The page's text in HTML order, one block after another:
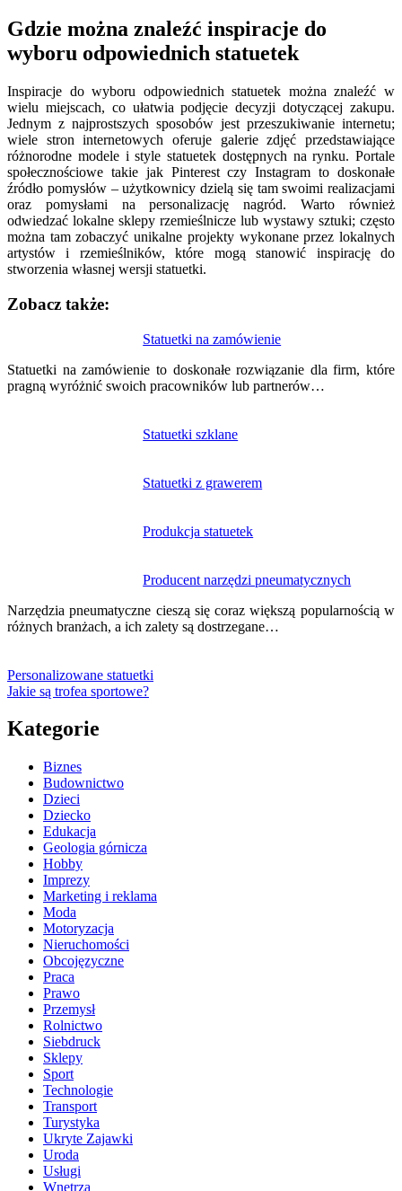
Gdzie można znaleźć inspiracje do
wyboru odpowiednich statuetek
Inspiracje do wyboru odpowiednich statuetek można znaleźć w
wielu miejscach, co ułatwia podjęcie decyzji dotyczącej zakupu.
Jednym z najprostszych sposobów jest przeszukiwanie internetu;
wiele stron internetowych oferuje galerie zdjęć przedstawiające
różnorodne modele i style statuetek dostępnych na rynku. Portale
społecznościowe takie jak Pinterest czy Instagram to doskonałe
źródło pomysłów – użytkownicy dzielą się tam swoimi realizacjami
oraz pomysłami na personalizację nagród. Warto również
odwiedzać lokalne sklepy rzemieślnicze lub wystawy sztuki; często
można tam zobaczyć unikalne projekty wykonane przez lokalnych
artystów i rzemieślników, które mogą stanowić inspirację do
stworzenia własnej wersji statuetki.
Zobacz także:
Statuetki na zamówienie
Statuetki na zamówienie to doskonałe rozwiązanie dla firm, które
pragną wyróżnić swoich pracowników lub partnerów…
Statuetki szklane
Statuetki z grawerem
Produkcja statuetek
Producent narzędzi pneumatycznych
Narzędzia pneumatyczne cieszą się coraz większą popularnością w
różnych branżach, a ich zalety są dostrzegane…
wpisu
Personalizowane statuetki
Jakie są trofea sportowe?
Kategorie
Biznes
Budownictwo
Dzieci
Dziecko
Edukacja
Geologia górnicza
Hobby
Imprezy
Marketing i reklama
Moda
Motoryzacja
Nieruchomości
Obcojęzyczne
Praca
Prawo
Przemysł
Rolnictwo
Siebdruck
Sklepy
Sport
Technologie
Transport
Turystyka
Ukryte Zajawki
Uroda
Usługi
Wnętrza